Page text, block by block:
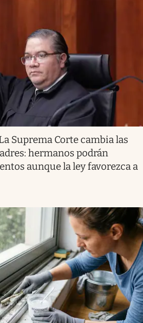
Suprema Corte cambia las
hermanos podrán
aunque la ley favorezca a